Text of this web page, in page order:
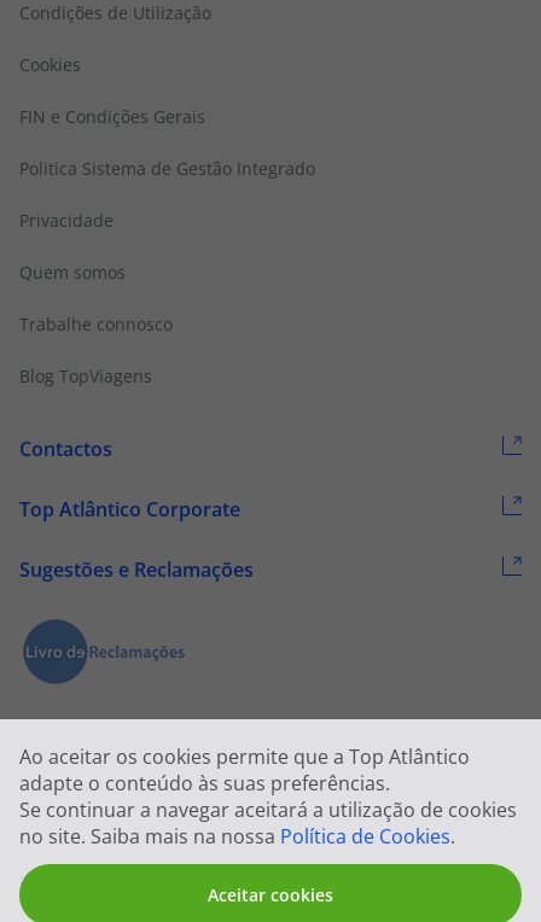
Ao aceitar os cookies permite que a Top Atlântico
adapte o conteúdo às suas preferências.
Se continuar a navegar aceitará a utilização de cookies
no site. Saiba mais na nossa Política de Cookies.
Aceitar cookies
Condições de Utilização
Cookies
FIN e Condições Gerais
Politica Sistema de Gestão Integrado
Privacidade
Quem somos
Trabalhe connosco
Blog TopViagens
Contactos
Top Atlântico Corporate
Sugestões e Reclamações
2026 © Todos os direitos reservados:Top Atlântico, Viagens e Turismo